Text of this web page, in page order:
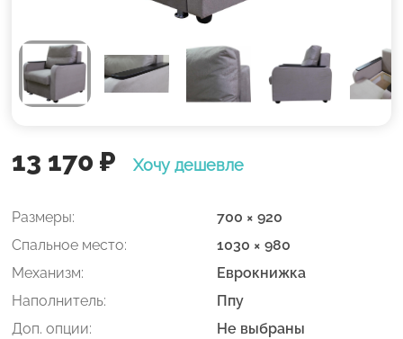
13 170 ₽ Хочу дешевле
Размеры:
700 × 920
Спальное место:
1030 × 980
Механизм:
Еврокнижка
Наполнитель:
Ппу
Доп. опции:
Не выбраны